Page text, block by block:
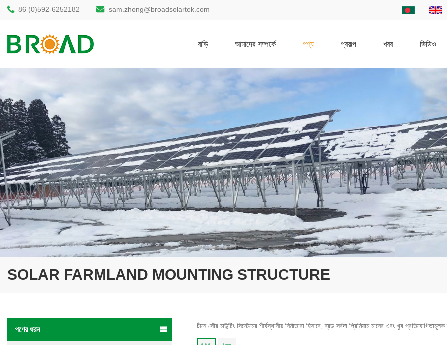
86 (0)592-6252182 sam.zhong@broadsolartek.com
বাড়ি আমাদের সম্পর্কে পণ্য প্রকল্প খবর ভিডিও
SOLAR FARMLAND MOUNTING STRUCTURE
পণের ধরন চীনে সৌর মাউন্টিং সিস্টেমের শীর্ষস্থানীয় নির্মাতারা হিসাবে, ব্রড সর্বদা প্রিমিয়াম মানের এবং খুব